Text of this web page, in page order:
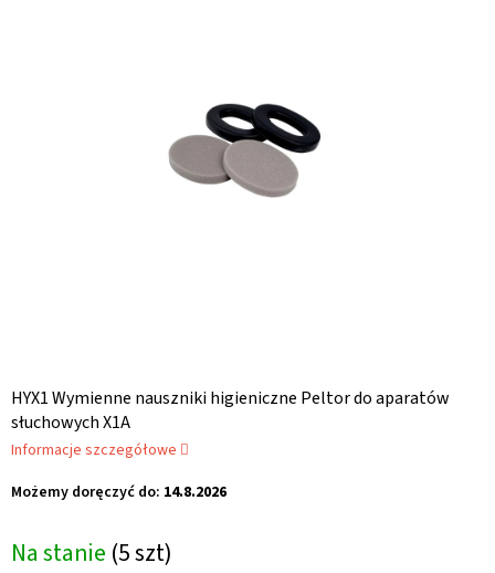
Na stanie (5 szt)
Możemy doręczyć do: 14.8.2026
HYX1 Wymienne nauszniki higieniczne Peltor do aparatów
słuchowych X1A
Informacje szczegółowe